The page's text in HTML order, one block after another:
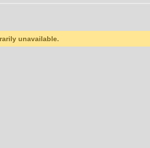
unavailable.